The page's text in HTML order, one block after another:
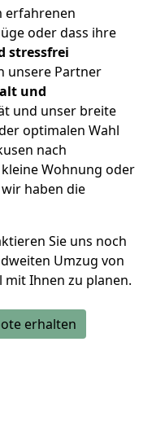
erfahrenen
oder dass ihre
stressfrei
unsere Partner
und
und unser breite
optimalen Wahl
nach
Wohnung oder
haben die
Sie uns noch
Umzug von
mit Ihnen zu planen.
erhalten